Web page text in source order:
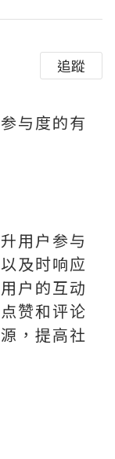
追蹤
与度的有
用户参与
及时响应
户的互动
赞和评论
，提高社